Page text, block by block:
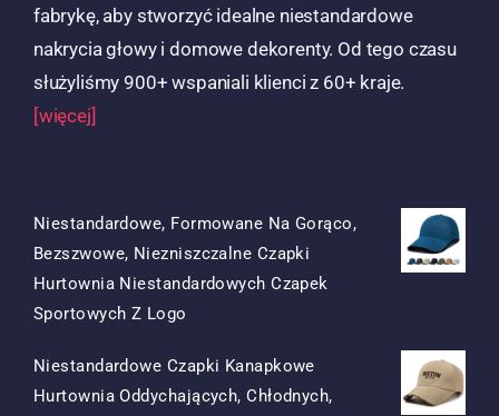
fabrykę, aby stworzyć idealne niestandardowe
nakrycia głowy i domowe dekorenty. Od tego czasu
służyliśmy 900+ wspaniali klienci z 60+ kraje.
[więcej]
Niestandardowe, Formowane Na Gorąco,
Bezszwowe, Niezniszczalne Czapki
Hurtownia Niestandardowych Czapek
Sportowych Z Logo
Była:
$15.50.
To:
$7.50.
Niestandardowe Czapki Kanapkowe
Hurtownia Oddychających, Chłodnych,